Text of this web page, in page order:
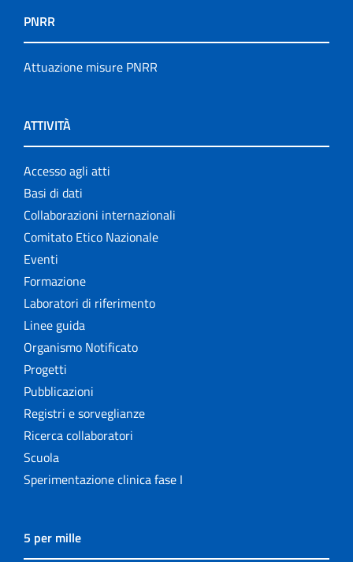
PNRR
Attuazione misure PNRR
ATTIVITÀ
Accesso agli atti
Basi di dati
Collaborazioni internazionali
Comitato Etico Nazionale
Eventi
Formazione
Laboratori di riferimento
Linee guida
Organismo Notificato
Progetti
Pubblicazioni
Registri e sorveglianze
Ricerca collaboratori
Scuola
Sperimentazione clinica fase I
5 per mille